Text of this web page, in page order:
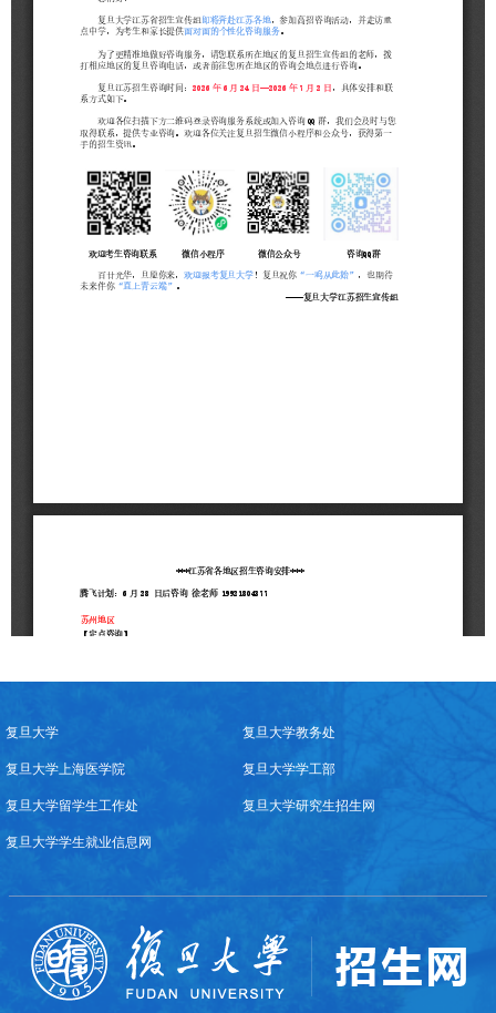
复旦大学 复旦大学教务处
复旦大学上海医学院 复旦大学学工部
复旦大学留学生工作处 复旦大学研究生招生网
复旦大学学生就业信息网